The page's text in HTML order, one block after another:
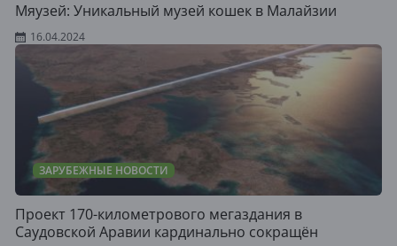
Мяузей: Уникальный музей кошек в Малайзии
16.04.2024
ЗАРУБЕЖНЫЕ НОВОСТИ
Проект 170-километрового мегаздания в
Саудовской Аравии кардинально сокращён